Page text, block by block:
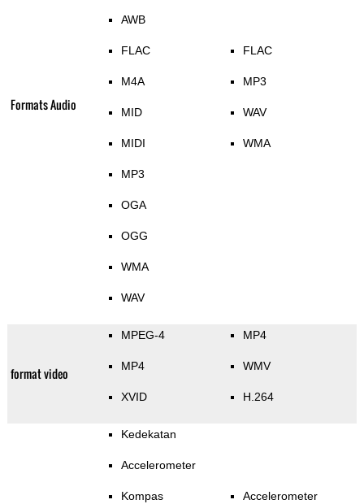
Formats Audio
AWB
FLAC
M4A
MID
MIDI
MP3
OGA
OGG
WMA
WAV
FLAC
MP3
WAV
WMA
format video
MPEG-4
MP4
XVID
MP4
WMV
H.264
Kedekatan
Accelerometer
Kompas Accelerometer